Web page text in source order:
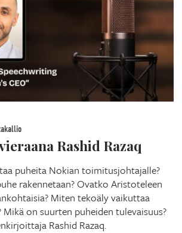
Rashid Razaq
puheita Nokian toimitusjohtajalle?
rakennetaan? Ovatko Aristoteleen
Miten tekoäly vaikuttaa
Mikä on suurten puheiden tulevaisuus?
Rashid Razaq.